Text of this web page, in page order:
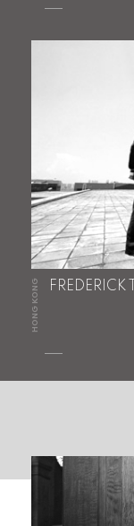
HONG KONG FREDERICK